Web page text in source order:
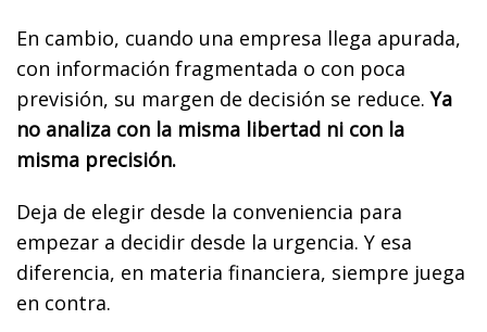
En cambio, cuando una empresa llega apurada,
con información fragmentada o con poca
previsión, su margen de decisión se reduce.Ya
no analiza con la misma libertad ni con la
misma precisión.
Deja de elegir desde la conveniencia para
empezar a decidir desde la urgencia. Y esa
diferencia, en materia financiera, siempre juega
en contra.